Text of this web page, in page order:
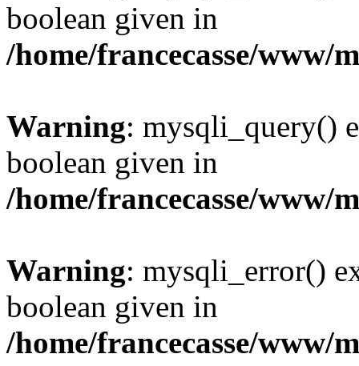
boolean given in
/home/francecasse/www/
Warning: mysqli_query()
boolean given in
/home/francecasse/www/
Warning: mysqli_error()
boolean given in
/home/francecasse/www/